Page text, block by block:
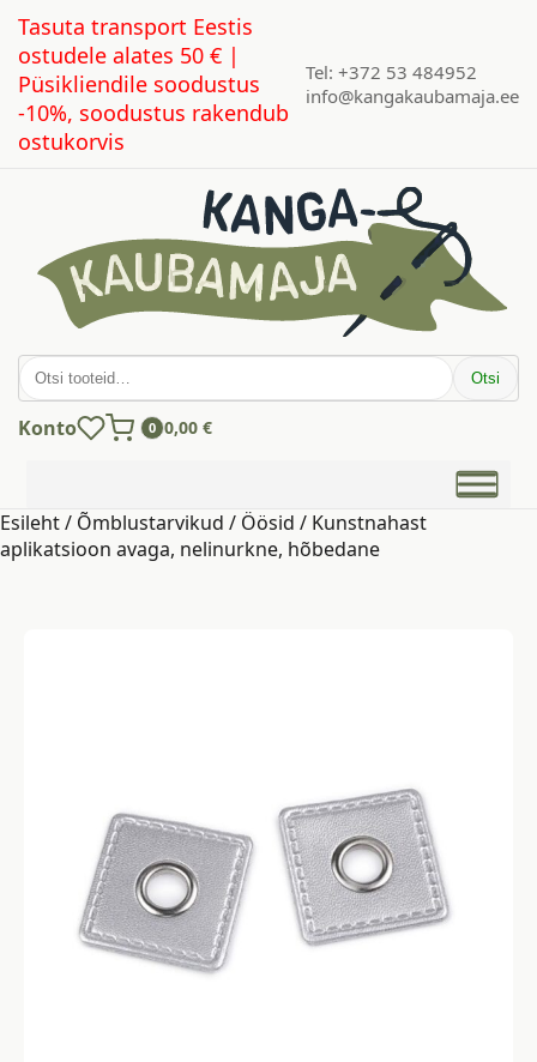
Tasuta transport Eestis
ostudele alates 50 € |
Püsikliendile soodustus
-10%, soodustus rakendub
ostukorvis
Tel: +372 53 484952
info@kangakaubamaja.ee
Otsi: Otsi
Konto 0 0,00 €
Esileht/ Õmblustarvikud / Öösid / Kunstnahast
aplikatsioon avaga, nelinurkne, hõbedane